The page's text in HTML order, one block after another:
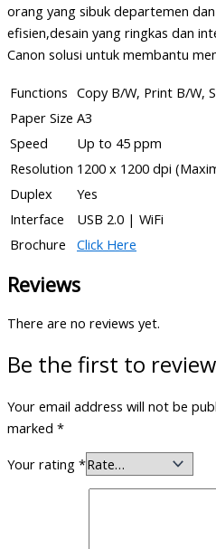
orang yang sibuk departemen
efisien,desain yang ringkas dan
Canon solusi untuk membantu
Functions Copy B/W, Print B/W,
Paper Size A3
Speed
Up to 45 ppm
Resolution 1200 x 1200 dpi
Duplex
Yes
Interface
USB 2.0 | WiFi
Brochure
Click Here
Reviews
There are no reviews yet.
Be the first to review
Your email address will not be
marked *
Your rating *